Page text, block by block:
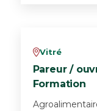
vVitré
Pareur /
Formation